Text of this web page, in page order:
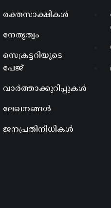
രക്തസാക്ഷികൾ
നേതൃത്വം
സെക്രട്ടറിയുടെ
പേജ്
വാർത്താക്കുറിപ്പുകൾ
ലേഖനങ്ങൾ
ജനപ്രതിനിധികൾ